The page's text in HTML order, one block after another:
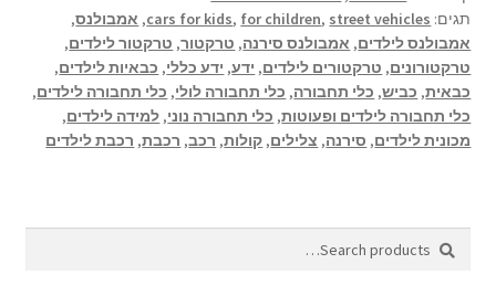
תגים:
cars for kids, for children, street vehicles
, אמבולנס,
אמבולנס לילדים, אמבולנס סירנה, טרקטור, טרקטור לילדים,
טרקטורונים, טרקטורים לילדים, ידע, ידע כללי, כבאיות לילדים,
כבאית, כביש, כלי תחבורה, כלי תחבורה לולי, כלי תחבורה לילדים,
כלי תחבורה לילדים ופעוטות, כלי תחבורה נוני, למידה לילדים,
מכונית לילדים, סירנה, צלילים, קולות, רכב, רכבת, רכבת לילדים
Search
for:
Search